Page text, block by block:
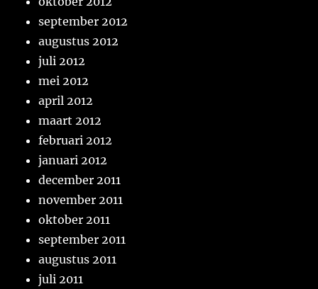
september 2012
augustus 2012
juli 2012
mei 2012
april 2012
maart 2012
februari 2012
januari 2012
december 2011
november 2011
oktober 2011
september 2011
augustus 2011
juli 2011